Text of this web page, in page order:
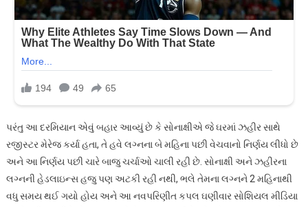
પરંતુ આ દરમિયાન એવું બહાર આવ્યું છે કે સોનાક્ષીએ જે ઘરમાં ઝહીર સાથે
રજીસ્ટર મેરેજ કર્યા હતા, તે હવે લગ્નના બે મહિના પછી વેચવાનો નિર્ણય લીધો છે
અને આ નિર્ણય પછી ચારે બાજુ ચર્ચાઓ ચાલી રહી છે. સોનાક્ષી અને ઝહીરના
લગ્નની હેડલાઇન્સ હજુ પણ અટકી રહી નથી, ભલે તેમના લગ્નને 2 મહિનાથી
વધુ સમય થઈ ગયો હોય અને આ નવપરિણીત કપલ ઘણીવાર સોશિયલ મીડિયા